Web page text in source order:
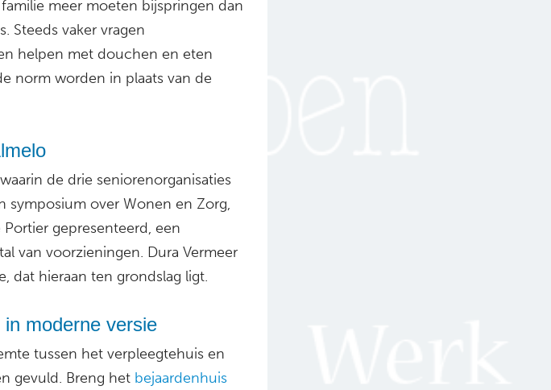
meer moeten bijspringen dan
Steeds vaker vragen
helpen met douchen en eten
norm worden in plaats van de
de drie seniorenorganisaties
symposium over Wonen en Zorg,
gepresenteerd, een
van voorzieningen. Dura Vermeer
dat hieraan ten grondslag ligt.
moderne versie
tussen het verpleegtehuis en
gevuld. Breng het bejaardenhuis